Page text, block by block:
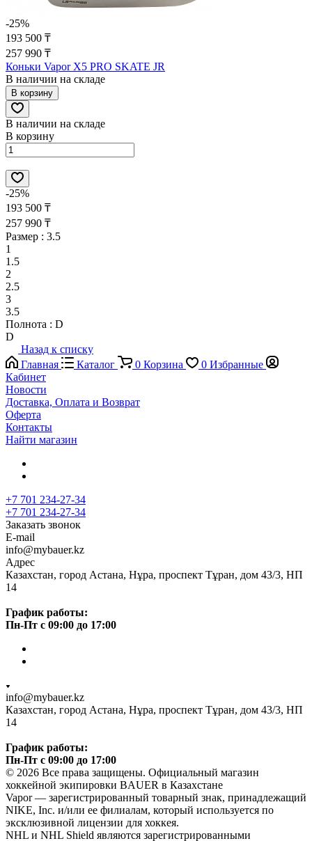
-25%
193 500 ₸
257 990 ₸
Коньки Vapor X5 PRO SKATE JR
В наличии на складе
В корзину
В наличии на складе
В корзину
-25%
193 500 ₸
257 990 ₸
Размер : 3.5
1
1.5
2
2.5
3
3.5
Полнота : D
D
Назад к списку
Главная
Каталог 0 Корзина 0 Избранные
Кабинет
Новости
Доставка, Оплата и Возврат
Оферта
Контакты
Найти магазин
+7 701 234-27-34
+7 701 234-27-34
Заказать звонок
E-mail
info@mybauer.kz
Адрес
Казахстан, город Астана, Нұра, проспект Тұран, дом 43/3, НП
14
График работы:
Пн-Пт с 09:00 до 17:00
info@mybauer.kz
Казахстан, город Астана, Нұра, проспект Тұран, дом 43/3, НП
14
График работы:
Пн-Пт с 09:00 до 17:00
© 2026 Все права защищены. Официальный магазин
хоккейной экипировки BAUER в Казахстане
Vapor — зарегистрированный товарный знак, принадлежащий
NIKE, Inc. и/или ее филиалам, который используется по
эксклюзивной лицензии для хоккея.
NHL и NHL Shield являются зарегистрированными